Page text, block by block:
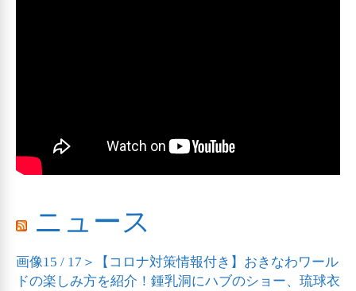
ニュース
画像15 / 17＞【コロナ対策情報付き】おきなわワール
ドの楽しみ方を紹介！鍾乳洞にハブのショー、琉球衣